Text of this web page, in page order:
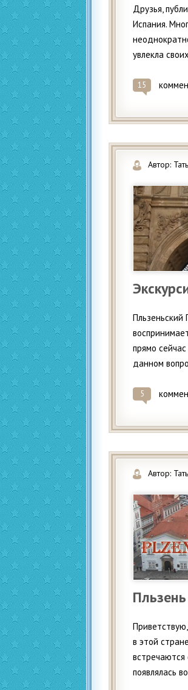
Друзья,
Испания.
увлекла
15
Автор:
Пльзеньский
прямо
данном
5
Автор:
в этой
появлялась